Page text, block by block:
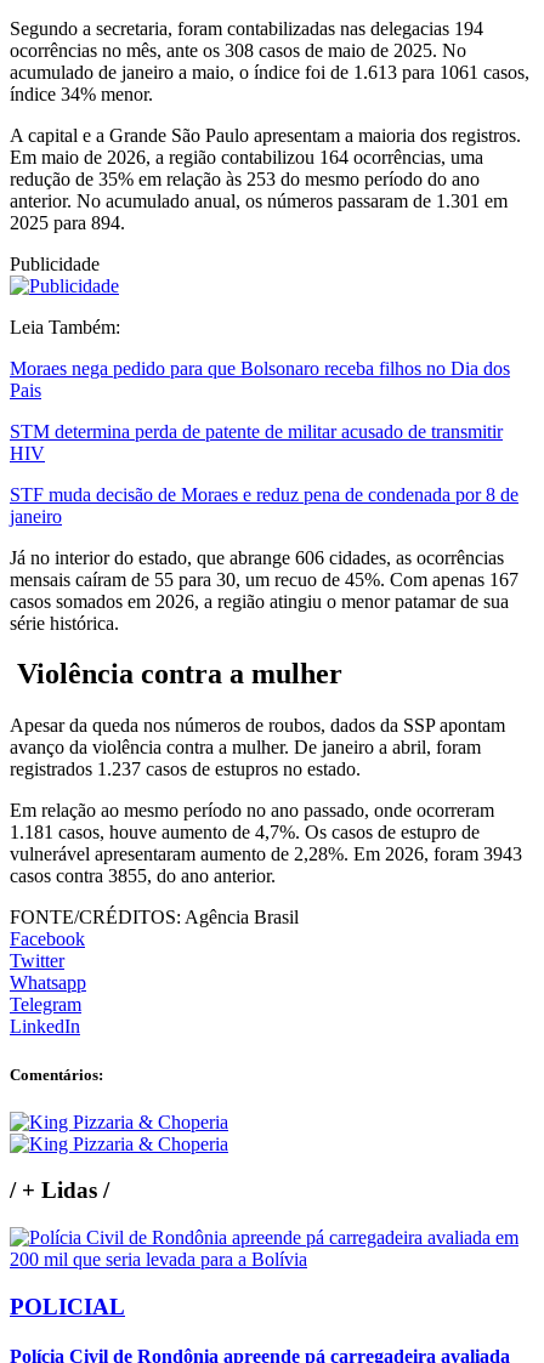
Segundo a secretaria, foram contabilizadas nas delegacias 194
ocorrências no mês, ante os 308 casos de maio de 2025. No
acumulado de janeiro a maio, o índice foi de 1.613 para 1061 casos,
índice 34% menor.
A capital e a Grande São Paulo apresentam a maioria dos registros.
Em maio de 2026, a região contabilizou 164 ocorrências, uma
redução de 35% em relação às 253 do mesmo período do ano
anterior. No acumulado anual, os números passaram de 1.301 em
2025 para 894.
Publicidade
Leia Também:
Moraes nega pedido para que Bolsonaro receba filhos no Dia dos
Pais
STM determina perda de patente de militar acusado de transmitir
HIV
STF muda decisão de Moraes e reduz pena de condenada por 8 de
janeiro
Já no interior do estado, que abrange 606 cidades, as ocorrências
mensais caíram de 55 para 30, um recuo de 45%. Com apenas 167
casos somados em 2026, a região atingiu o menor patamar de sua
série histórica.
Violência contra a mulher
Apesar da queda nos números de roubos, dados da SSP apontam
avanço da violência contra a mulher. De janeiro a abril, foram
registrados 1.237 casos de estupros no estado.
Em relação ao mesmo período no ano passado, onde ocorreram
1.181 casos, houve aumento de 4,7%. Os casos de estupro de
vulnerável apresentaram aumento de 2,28%. Em 2026, foram 3943
casos contra 3855, do ano anterior.
FONTE/CRÉDITOS: Agência Brasil
Facebook
Twitter
Whatsapp
Telegram
LinkedIn
Comentários:
/+ Lidas /
POLICIAL
Polícia Civil de Rondônia apreende pá carregadeira avaliada